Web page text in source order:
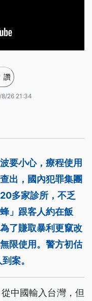
讚
26 21:34
要小心，療程使用
出，國內犯罪集團
多家診所，不乏
」跟客人約在飯
了賺取暴利更竄改
限使用。警方初估
案。
中國輸入台灣，但